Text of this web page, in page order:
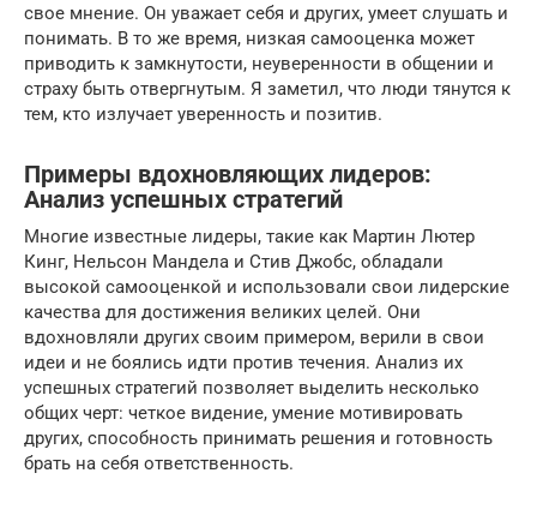
свое мнение. Он уважает себя и других, умеет слушать и
понимать. В то же время, низкая самооценка может
приводить к замкнутости, неуверенности в общении и
страху быть отвергнутым. Я заметил, что люди тянутся к
тем, кто излучает уверенность и позитив.
Примеры вдохновляющих лидеров:
Анализ успешных стратегий
Многие известные лидеры, такие как Мартин Лютер
Кинг, Нельсон Мандела и Стив Джобс, обладали
высокой самооценкой и использовали свои лидерские
качества для достижения великих целей. Они
вдохновляли других своим примером, верили в свои
идеи и не боялись идти против течения. Анализ их
успешных стратегий позволяет выделить несколько
общих черт: четкое видение, умение мотивировать
других, способность принимать решения и готовность
брать на себя ответственность.